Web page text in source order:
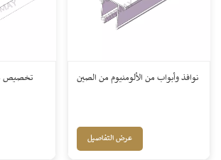
تخصيص
نوافذ وأبواب من الألومنيوم من الصين
عرض التفاصيل